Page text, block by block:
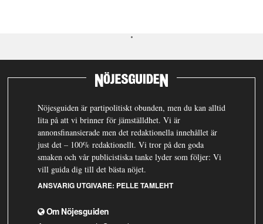
Nöjesguiden är partipolitiskt obunden, men du kan alltid
lita på att vi brinner för jämställdhet. Vi är
annonsfinansierade men det redaktionella innehållet är
just det – 100% redaktionellt. Vi tror på den goda
smaken och vår publicistiska tanke lyder som följer: Vi
vill guida dig till det bästa nöjet.
ANSVARIG UTGIVARE: PELLE TAMLEHT
Om Nöjesguiden